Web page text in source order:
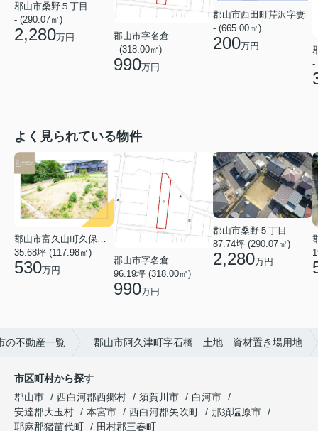
郡山市桑野５丁目
- (290.07㎡)
2,280万円
郡山市字名倉
- (318.00㎡)
990万円
郡山市西田町芹沢字妻
- (665.00㎡)
200万円
-
よく見られている物件
郡山市富久山町久保田字水神山
35.68坪 (117.98㎡)
530万円
郡山市字名倉
96.19坪 (318.00㎡)
990万円
郡山市桑野５丁目
87.74坪 (290.07㎡)
2,280万円
の不動産一覧 郡山市阿久津町字石橋 土地 資材置き場用地
市区町村から探す
郡山市
西白河郡西郷村 須賀川市
白河市
安達郡大玉村
本宮市 西白河郡矢吹町
那須塩原市
耶麻郡猪苗代町
田村郡三春町